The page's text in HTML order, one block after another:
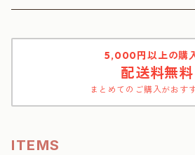
5,000円以上の購
配送料無料
まとめてのご購入がおす
ITEMS